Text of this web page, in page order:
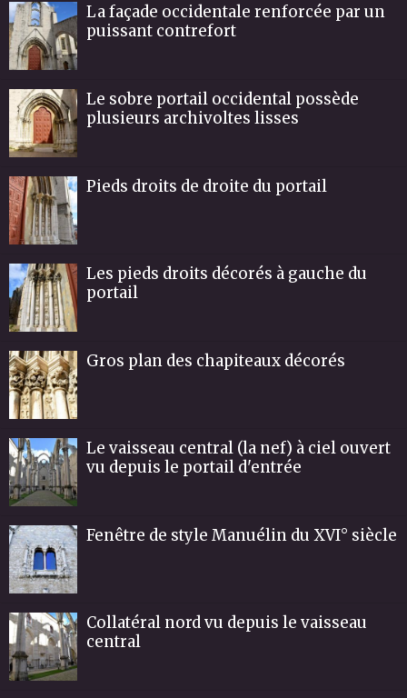
La façade occidentale renforcée par un
puissant contrefort
Le sobre portail occidental possède
plusieurs archivoltes lisses
Pieds droits de droite du portail
Les pieds droits décorés à gauche du
portail
Gros plan des chapiteaux décorés
Le vaisseau central (la nef) à ciel ouvert
vu depuis le portail d'entrée
Fenêtre de style Manuélin du XVI° siècle
Collatéral nord vu depuis le vaisseau
central